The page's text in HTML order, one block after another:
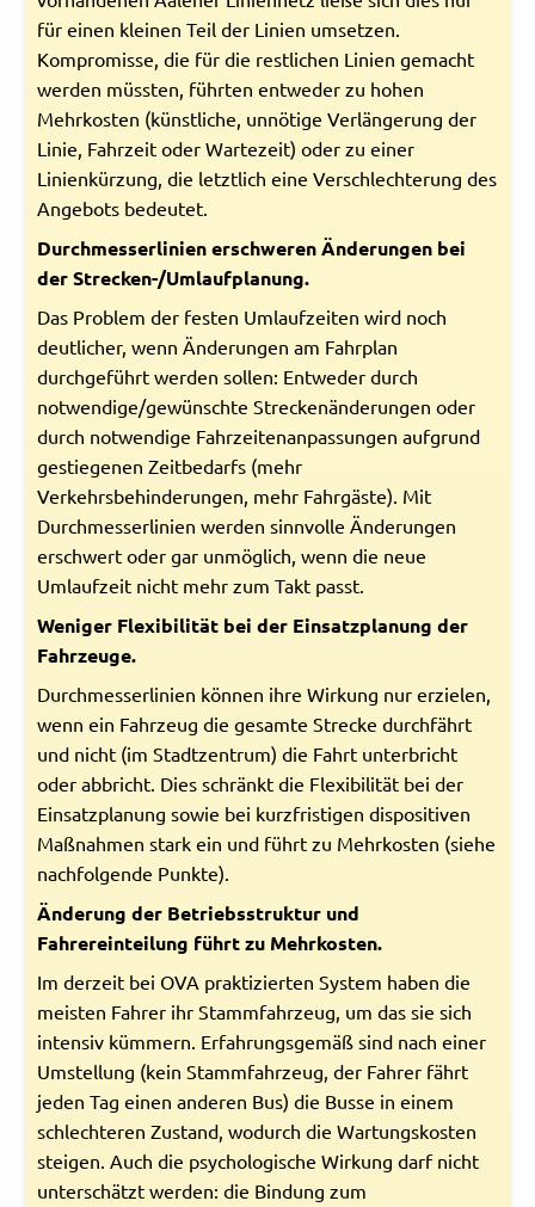
für einen kleinen Teil der Linien umsetzen.
Kompromisse, die für die restlichen Linien gemacht
werden müssten, führten entweder zu hohen
Mehrkosten (künstliche, unnötige Verlängerung der
Linie, Fahrzeit oder Wartezeit) oder zu einer
Linienkürzung, die letztlich eine Verschlechterung des
Angebots bedeutet.
Durchmesserlinien erschweren Änderungen bei
der Strecken-/Umlaufplanung.
Das Problem der festen Umlaufzeiten wird noch
deutlicher, wenn Änderungen am Fahrplan
durchgeführt werden sollen: Entweder durch
notwendige/gewünschte Streckenänderungen oder
durch notwendige Fahrzeitenanpassungen aufgrund
gestiegenen Zeitbedarfs (mehr
Verkehrsbehinderungen, mehr Fahrgäste). Mit
Durchmesserlinien werden sinnvolle Änderungen
erschwert oder gar unmöglich, wenn die neue
Umlaufzeit nicht mehr zum Takt passt.
Weniger Flexibilität bei der Einsatzplanung der
Fahrzeuge.
Durchmesserlinien können ihre Wirkung nur erzielen,
wenn ein Fahrzeug die gesamte Strecke durchfährt
und nicht (im Stadtzentrum) die Fahrt unterbricht
oder abbricht. Dies schränkt die Flexibilität bei der
Einsatzplanung sowie bei kurzfristigen dispositiven
Maßnahmen stark ein und führt zu Mehrkosten (siehe
nachfolgende Punkte).
Änderung der Betriebsstruktur und
Fahrereinteilung führt zu Mehrkosten.
Im derzeit bei OVA praktizierten System haben die
meisten Fahrer ihr Stammfahrzeug, um das sie sich
intensiv kümmern. Erfahrungsgemäß sind nach einer
Umstellung (kein Stammfahrzeug, der Fahrer fährt
jeden Tag einen anderen Bus) die Busse in einem
schlechteren Zustand, wodurch die Wartungskosten
steigen. Auch die psychologische Wirkung darf nicht
unterschätzt werden: die Bindung zum